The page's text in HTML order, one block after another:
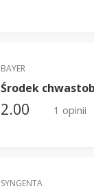
BAYER
Środek
2.00 1 opinii
SYNGENTA